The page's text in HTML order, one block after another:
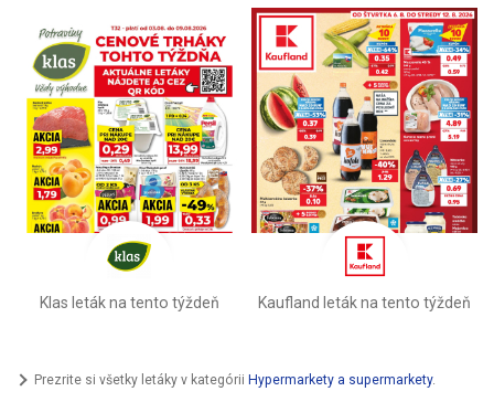
Klas leták na tento týždeň Kaufland leták na tento týždeň
Prezrite si všetky letáky v kategórii Hypermarkety a supermarkety.